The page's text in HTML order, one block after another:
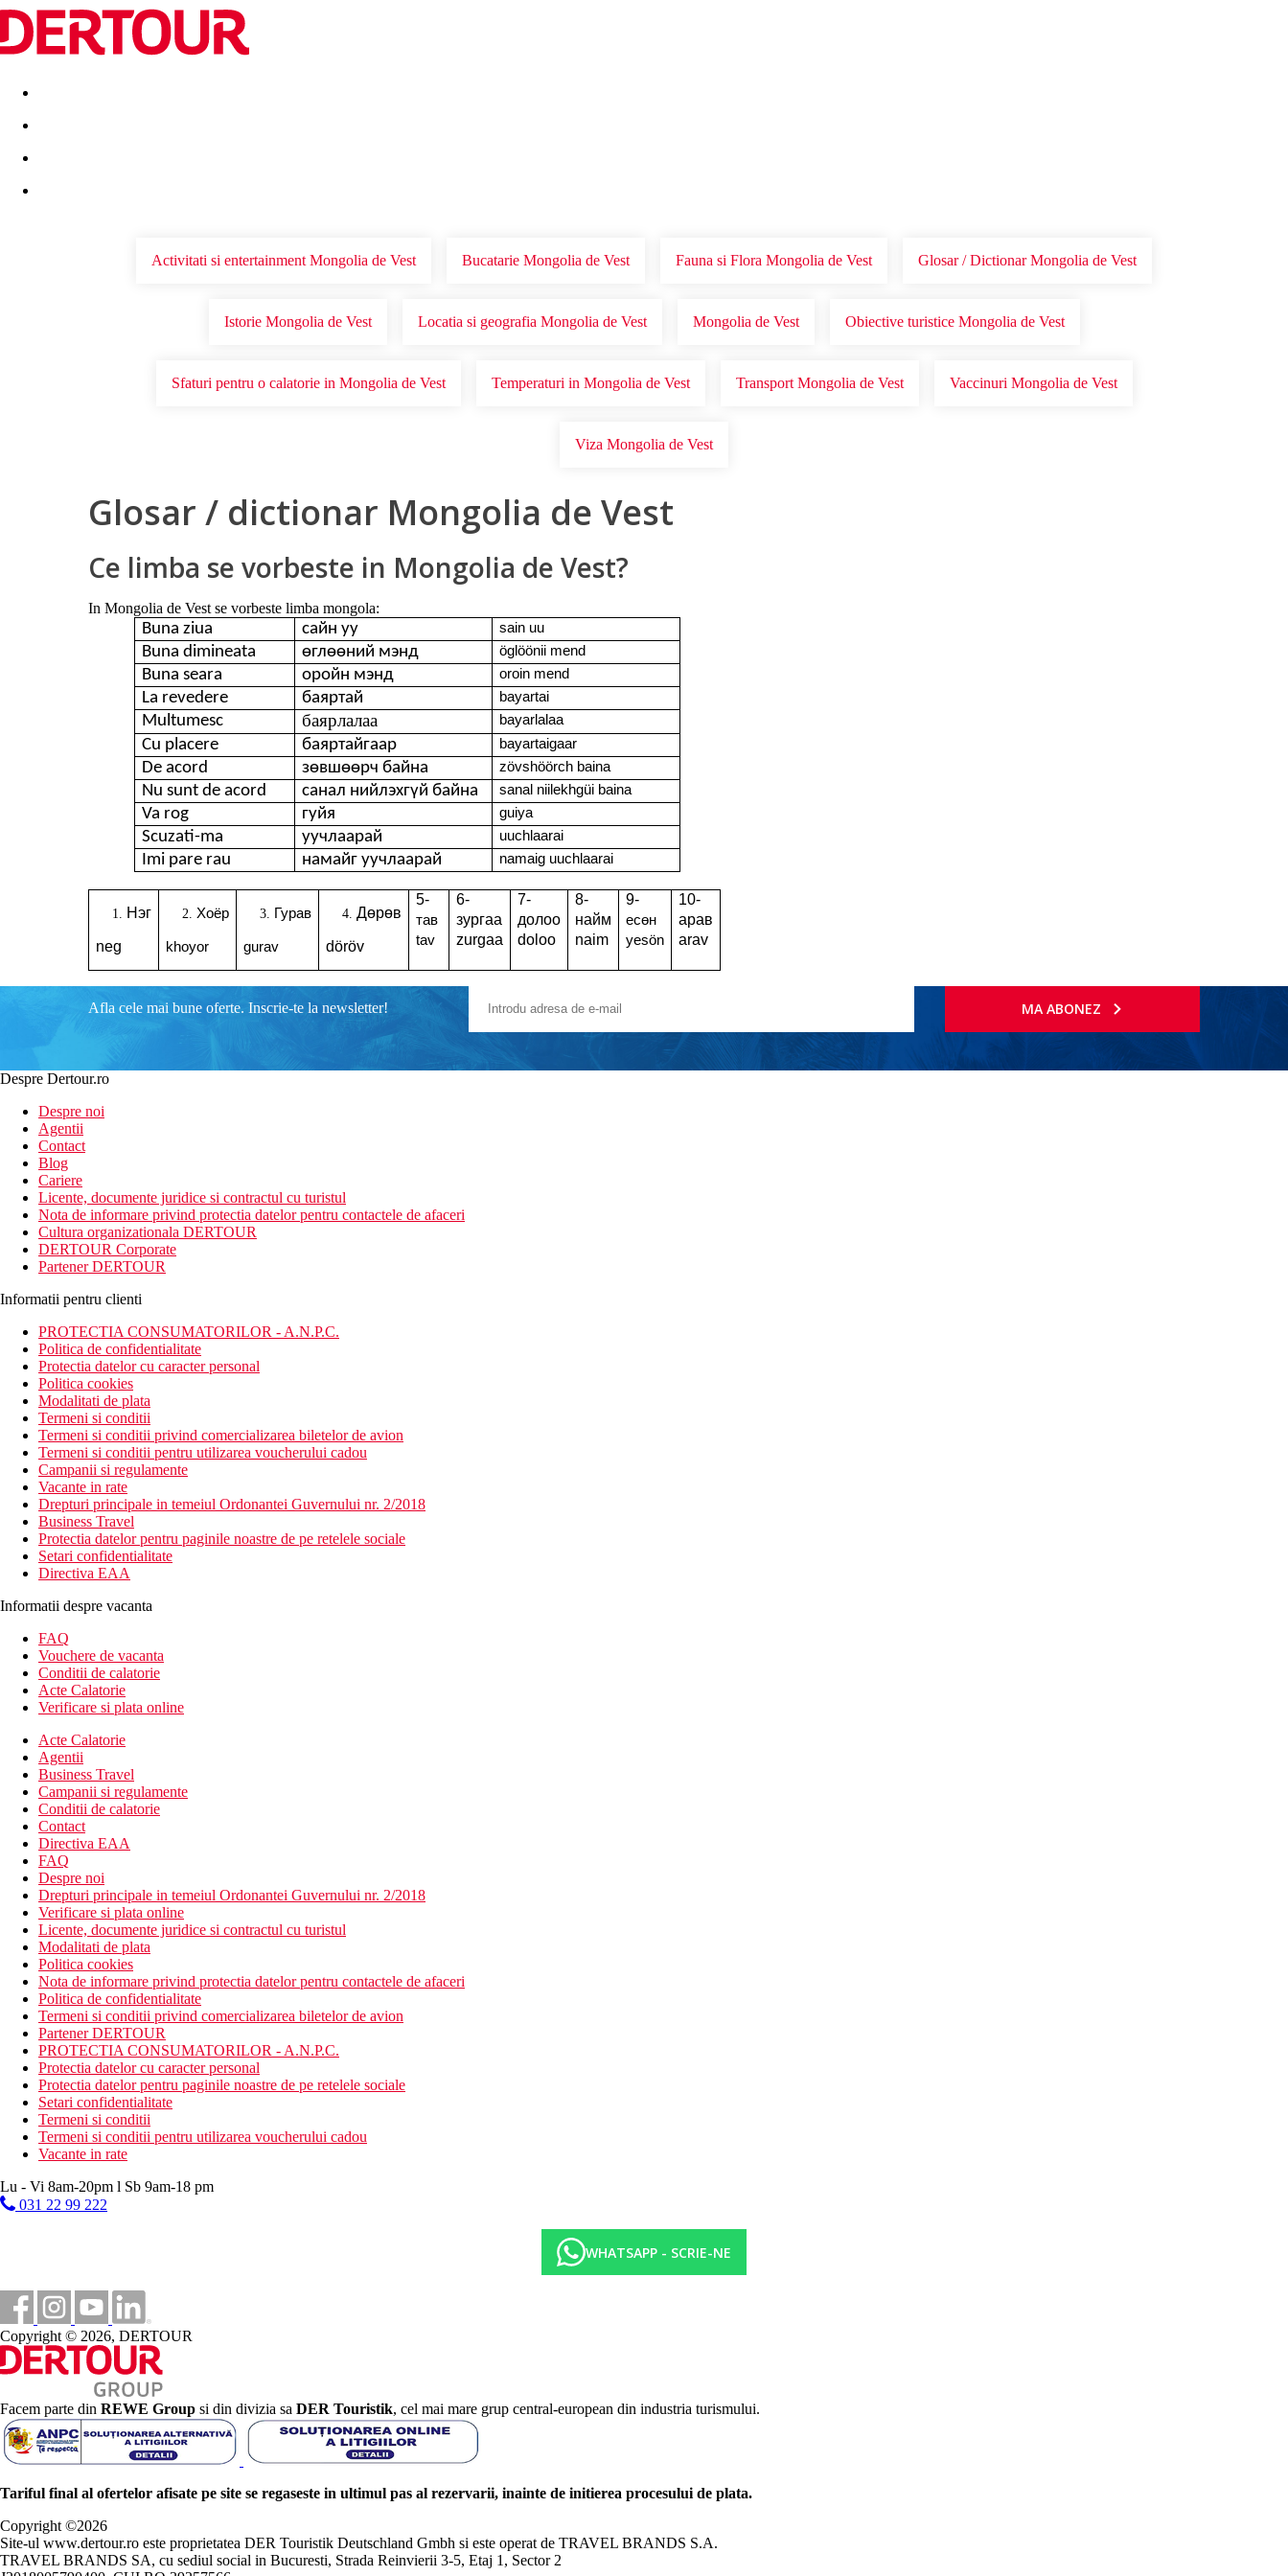
Destinatii Vacanta perfecta OFERTE DE NERATAT
Activitati si entertainment Mongolia de Vest Bucatarie Mongolia de Vest Fauna si Flora Mongolia de Vest Glosar / Dictionar Mongolia de Vest
Istorie Mongolia de Vest Locatia si geografia Mongolia de Vest Mongolia de Vest Obiective turistice Mongolia de Vest
Sfaturi pentru o calatorie in Mongolia de Vest Temperaturi in Mongolia de Vest Transport Mongolia de Vest Vaccinuri Mongolia de Vest
Viza Mongolia de Vest
Glosar / dictionar Mongolia de Vest
Ce limba se vorbeste in Mongolia de Vest?
In Mongolia de Vest se vorbeste limba mongola:
Buna ziua сайн уу sain uu
Buna dimineata өглөөний мэнд öglöönii mend
Buna seara оройн мэнд oroin mend
La revedere баяртай bayartai
Multumesc баярлалаа bayarlalaa
Cu placere баяртайгаар bayartaigaar
De acord зөвшөөрч байна zövshöörch baina
Nu sunt de acord санал нийлэхгүй байна sanal niilekhgüi baina
Va rog гуйя guiya
Scuzati-ma уучлаарай uuchlaarai
Imi pare rau намайг уучлаарай namaig uuchlaarai
Нэг
neg
Хоёр
khoyor
Гурав
gurav
Дөрөв
döröv
5-
тав
tav
6-
зургаа
zurgaa
7-
долоо
doloo
8-
найм
naim
9-
есөн
yesön
10-
арав
arav
Afla cele mai bune oferte. Inscrie-te la newsletter! MA ABONEZ
Despre Dertour.ro
Despre noi
Agentii
Contact
Blog
Cariere
Licente, documente juridice si contractul cu turistul
Nota de informare privind protectia datelor pentru contactele de afaceri
Cultura organizationala DERTOUR
DERTOUR Corporate
Partener DERTOUR
Informatii pentru clienti
PROTECTIA CONSUMATORILOR - A.N.P.C.
Politica de confidentialitate
Protectia datelor cu caracter personal
Politica cookies
Modalitati de plata
Termeni si conditii
Termeni si conditii privind comercializarea biletelor de avion
Termeni si conditii pentru utilizarea voucherului cadou
Campanii si regulamente
Vacante in rate
Drepturi principale in temeiul Ordonantei Guvernului nr. 2/2018
Business Travel
Protectia datelor pentru paginile noastre de pe retelele sociale
Setari confidentialitate
Directiva EAA
Informatii despre vacanta
FAQ
Vouchere de vacanta
Conditii de calatorie
Acte Calatorie
Verificare si plata online
Acte Calatorie
Agentii
Business Travel
Campanii si regulamente
Conditii de calatorie
Contact
Directiva EAA
FAQ
Despre noi
Drepturi principale in temeiul Ordonantei Guvernului nr. 2/2018
Verificare si plata online
Licente, documente juridice si contractul cu turistul
Modalitati de plata
Politica cookies
Nota de informare privind protectia datelor pentru contactele de afaceri
Politica de confidentialitate
Termeni si conditii privind comercializarea biletelor de avion
Partener DERTOUR
PROTECTIA CONSUMATORILOR - A.N.P.C.
Protectia datelor cu caracter personal
Protectia datelor pentru paginile noastre de pe retelele sociale
Setari confidentialitate
Termeni si conditii
Termeni si conditii pentru utilizarea voucherului cadou
Vacante in rate
Lu - Vi 8am-20pm l Sb 9am-18 pm
031 22 99 222
WHATSAPP - SCRIE-NE
Copyright © 2026, DERTOUR
Facem parte din REWE Group si din divizia sa DER Touristik, cel mai mare grup central-european din industria turismului.
Tariful final al ofertelor afisate pe site se regaseste in ultimul pas al rezervarii, inainte de initierea procesului de plata.
Copyright ©2026
Site-ul www.dertour.ro este proprietatea DER Touristik Deutschland Gmbh si este operat de TRAVEL BRANDS S.A.
TRAVEL BRANDS SA, cu sediul social in Bucuresti, Strada Reinvierii 3-5, Etaj 1, Sector 2